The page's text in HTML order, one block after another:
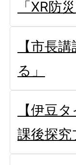
「XR防
【市長
る」
【伊豆
課後探究